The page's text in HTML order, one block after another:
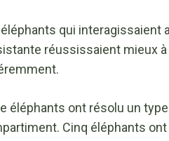
qui interagissaient
réussissaient mieux
éléphants ont résolu un
Cinq éléphants